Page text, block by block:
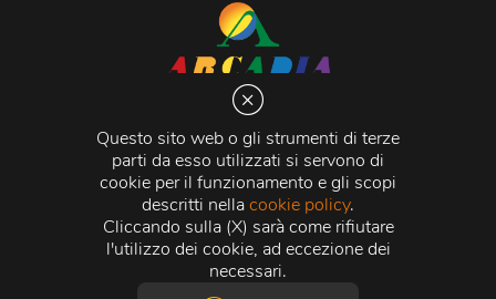
Questo sito web o gli strumenti di terze
parti da esso utilizzati si servono di
cookie per il funzionamento e gli scopi
descritti nellacookie policy.
Cliccando sulla (X) sarà come rifiutare
l'utilizzo dei cookie, ad eccezione dei
necessari.
Via Martiri della Libertà 20066 Melzo (MI)
C.C.I.A.A. - R.E.A di Milano n. 1427910
Registro delle Imprese di Milano n. 338392 -
Fiscale e Partita Iva11015840157 | Capitale Sociale
500.000,00 i.v.
Credits:Crea Informatica S.r.l. 2026 © Tutti i diritti
riservati.